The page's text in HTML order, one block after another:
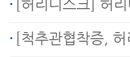
[허리디스크] 허리디스크 협착
[척추관협착증, 허리